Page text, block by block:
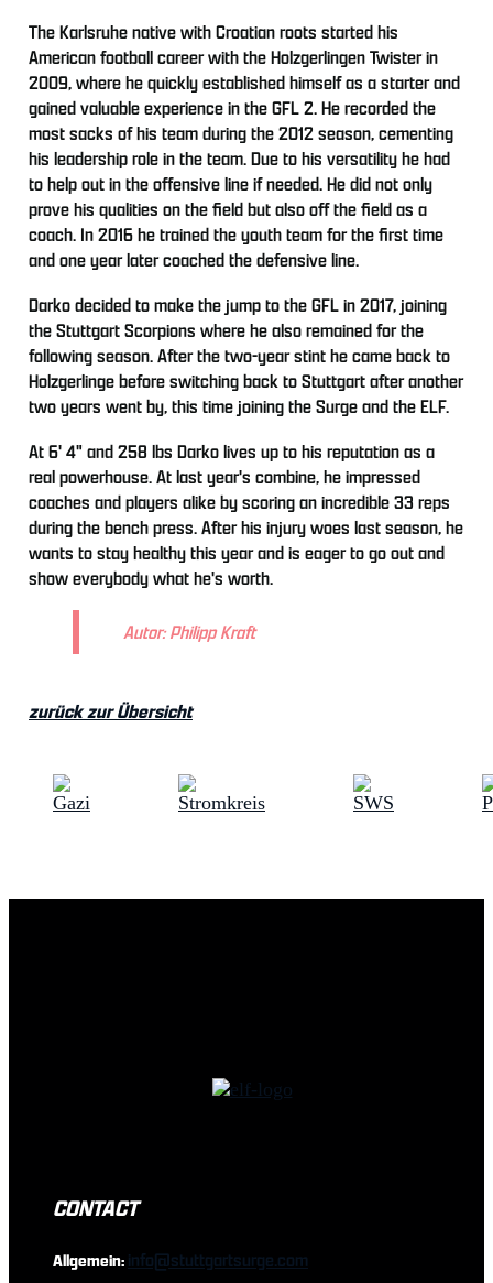
The Karlsruhe native with Croatian roots started his
American football career with the Holzgerlingen Twister in
2009, where he quickly established himself as a starter and
gained valuable experience in the GFL 2. He recorded the
most sacks of his team during the 2012 season, cementing
his leadership role in the team. Due to his versatility he had
to help out in the offensive line if needed. He did not only
prove his qualities on the field but also off the field as a
coach. In 2016 he trained the youth team for the first time
and one year later coached the defensive line.
Darko decided to make the jump to the GFL in 2017, joining
the Stuttgart Scorpions where he also remained for the
following season. After the two-year stint he came back to
Holzgerlinge before switching back to Stuttgart after another
two years went by, this time joining the Surge and the ELF.
At 6' 4" and 258 lbs Darko lives up to his reputation as a
real powerhouse. At last year's combine, he impressed
coaches and players alike by scoring an incredible 33 reps
during the bench press. After his injury woes last season, he
wants to stay healthy this year and is eager to go out and
show everybody what he's worth.
Autor: Philipp Kraft
zurück zur Übersicht
CONTACT
Allgemein:info@stuttgartsurge.com